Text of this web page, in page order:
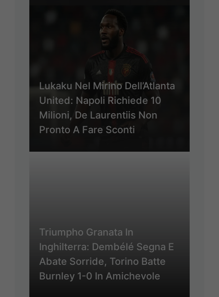
Lukaku Nel Mirino Dell’Atlanta
United: Napoli Richiede 10
Milioni, De Laurentiis Non
Pronto A Fare Sconti
Triumpho Granata In
Inghilterra: Dembélé Segna E
Abate Sorride, Torino Batte
Burnley 1-0 In Amichevole